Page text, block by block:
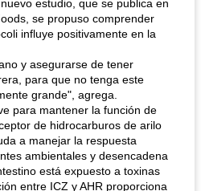
estudio, que se publica en
se propuso comprender
influye positivamente en la
y asegurarse de tener
para que no tenga este
grande", agrega.
para mantener la función de
de hidrocarburos de arilo
a manejar la respuesta
ambientales y desencadena
está expuesto a toxinas
entre ICZ y AHR proporciona